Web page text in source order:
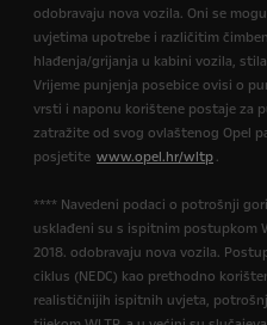
odobravaju nova vozila. Oni se
uvjetima upotrebe i različitim
hlađenja/grijanja u kabini vozila,
Vrijeme punjenja posebice ovisi o
vrsti i naponu korištene postaje za
zatražite od svog ovlaštenog Opel
posjetite www.opel.hr/wltp .
**** Navedeni podaci o potrošnji
usklađeni su s ispitnim postupkom
2018. odobravaju nova vozila.
ciklus (NEDC) kao prethodno
realističnijih ispitnih uvjeta,